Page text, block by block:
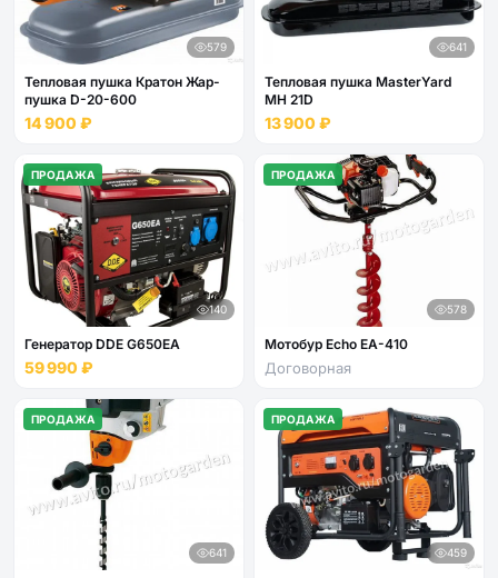
579
Тепловая пушка Кратон Жар-
пушка D-20-600
14 900 ₽
641
Тепловая пушка MasterYard
MH 21D
13 900 ₽
ПРОДАЖА
140
Генератор DDE G650EA
59 990 ₽
ПРОДАЖА
578
Мотобур Echo EA-410
Договорная
ПРОДАЖА
641
ПРОДАЖА
459